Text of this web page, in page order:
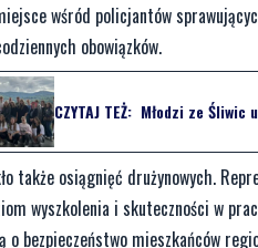
wśród policjantów
obowiązków.
CZYTAJ TEŻ: Młodzi ze
także osiągnięć drużynowych.
wyszkolenia i skuteczności w
o bezpieczeństwo mieszkańców